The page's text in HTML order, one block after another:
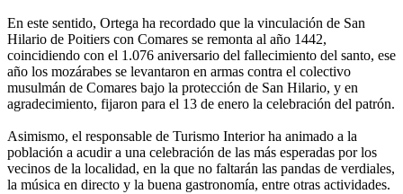
En este sentido, Ortega ha recordado que la vinculación de San
Hilario de Poitiers con Comares se remonta al año 1442,
coincidiendo con el 1.076 aniversario del fallecimiento del santo, ese
año los mozárabes se levantaron en armas contra el colectivo
musulmán de Comares bajo la protección de San Hilario, y en
agradecimiento, fijaron para el 13 de enero la celebración del patrón.
Asimismo, el responsable de Turismo Interior ha animado a la
población a acudir a una celebración de las más esperadas por los
vecinos de la localidad, en la que no faltarán las pandas de verdiales,
la música en directo y la buena gastronomía, entre otras actividades.